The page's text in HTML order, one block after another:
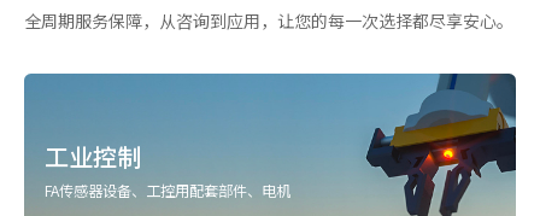
全周期服务保障，从咨询到应用，让您的每一次选择都尽享安心。
工业控制
FA传感器设备、工控用配套部件、电机